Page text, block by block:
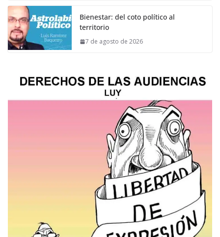
Bienestar: del coto político al
territorio
7 de agosto de 2026